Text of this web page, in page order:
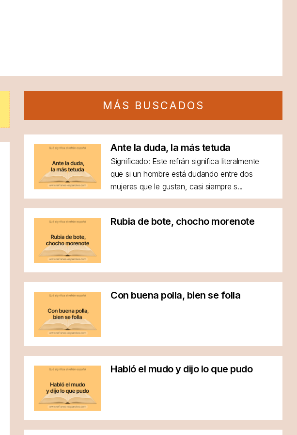
MÁS BUSCADOS
Ante la duda, la más tetuda
Significado: Este refrán significa literalmente
que si un hombre está dudando entre dos
mujeres que le gustan, casi siempre s...
Rubia de bote, chocho morenote
Con buena polla, bien se folla
Habló el mudo y dijo lo que pudo